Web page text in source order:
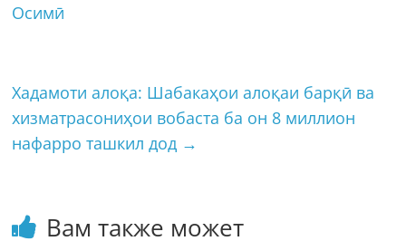
Осимӣ
Хадамоти алоқа: Шабакаҳои алоқаи барқӣ ва
хизматрасониҳои вобаста ба он 8 миллион
нафарро ташкил дод →
Вам также может